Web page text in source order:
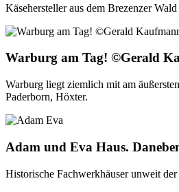
Käsehersteller aus dem Brezenzer
Warburg am Tag! ©Gerald
Warburg liegt ziemlich mit am
Paderborn, Höxter.
Adam und Eva Haus.
Historische Fachwerkhäuser unweit